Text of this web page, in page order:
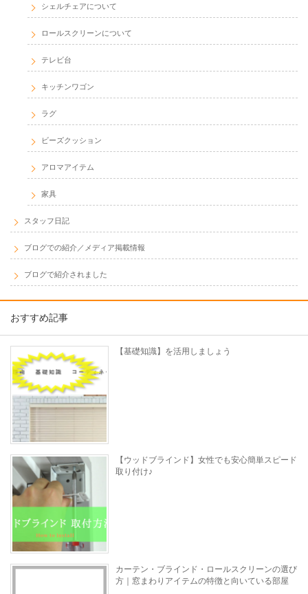
シェルチェアについて
ロールスクリーンについて
テレビ台
キッチンワゴン
ラグ
ビーズクッション
アロマアイテム
家具
スタッフ日記
ブログでの紹介／メディア掲載情報
ブログで紹介されました
おすすめ記事
【基礎知識】を活用しましょう
【ウッドブラインド】女性でも安心簡単スピード
取り付け♪
カーテン・ブラインド・ロールスクリーンの選び
方｜窓まわりアイテムの特徴と向いている部屋